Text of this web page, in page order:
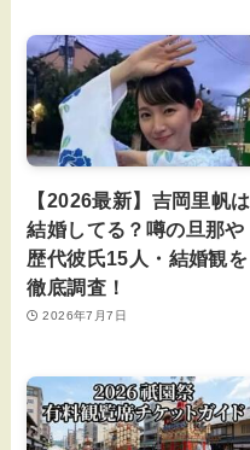
【2026最新】吉岡里帆は
結婚してる？噂の旦那や
歴代彼氏15人・結婚観を
徹底調査！
2026年7月7日